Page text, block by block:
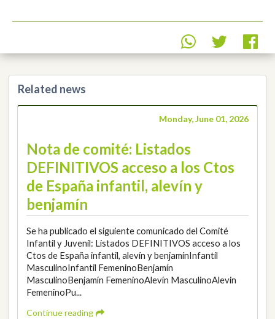
Related news
Monday, June 01, 2026
Nota de comité: Listados
DEFINITIVOS acceso a los Ctos
de España infantil, alevín y
benjamín
Se ha publicado el siguiente comunicado del Comité
Infantil y Juvenil: Listados DEFINITIVOS acceso a los
Ctos de España infantil, alevín y benjamínInfantil
MasculinoInfantil FemeninoBenjamín
MasculinoBenjamín FemeninoAlevín MasculinoAlevin
FemeninoPu...
Continue reading